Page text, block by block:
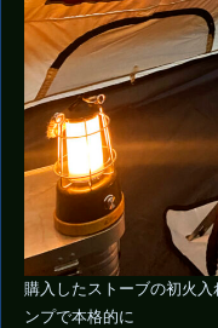
購入したストーブの初火
ンプで本格的に